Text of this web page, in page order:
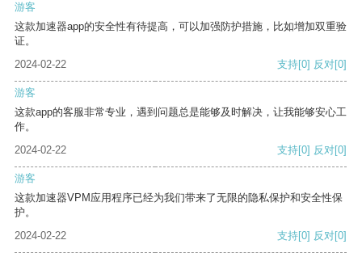
游客
这款加速器app的安全性有待提高，可以加强防护措施，比如增加双重验
证。
2024-02-22
支持[0] 反对[0]
游客
这款app的客服非常专业，遇到问题总是能够及时解决，让我能够安心工
作。
2024-02-22
支持[0] 反对[0]
游客
这款加速器VPM应用程序已经为我们带来了无限的隐私保护和安全性保
护。
2024-02-22
支持[0] 反对[0]